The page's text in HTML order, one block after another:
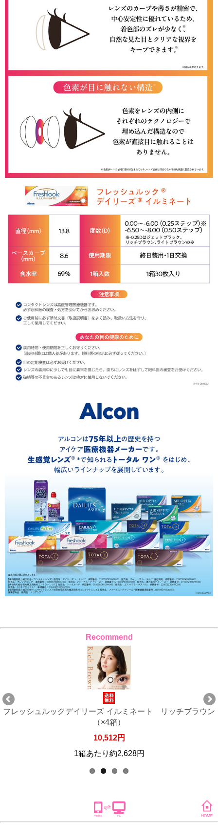
Recommend
フレッシュルックデイリーズ イルミネート リッチブラウン
（×4箱）
10,512円
1箱あたり約2,628円